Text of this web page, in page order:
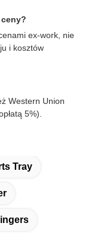
ex-work, nie
i kosztów
Western Union
5%).
Tray